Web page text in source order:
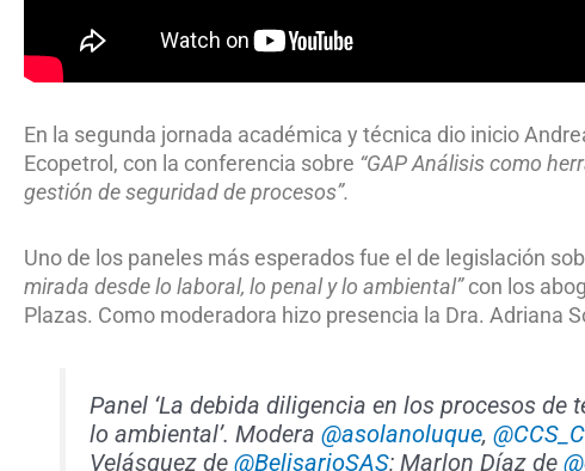
En la segunda jornada académica y técnica dio inicio
Ecopetrol, con la conferencia sobre “GAP Análisis como
gestión de seguridad de procesos”.
Uno de los paneles más esperados fue el de legislación
mirada desde lo laboral, lo penal y lo ambiental”con los
Plazas. Como moderadora hizo presencia la Dra. Adriana
Panel ‘La debida diligencia en los procesos
lo ambiental’. Modera @asolanoluque,
Velásquez de @BelisarioSAS; Marlon Díaz de